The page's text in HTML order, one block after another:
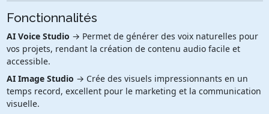
Fonctionnalités
AI Voice Studio → Permet de générer des voix naturelles pour
vos projets, rendant la création de contenu audio facile et
accessible.
AI Image Studio → Crée des visuels impressionnants en un
temps record, excellent pour le marketing et la communication
visuelle.